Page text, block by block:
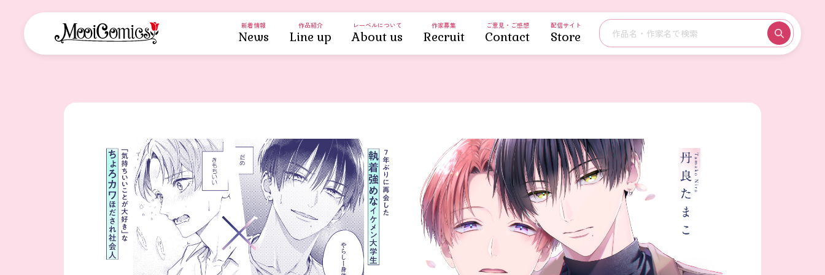
新着情報
News
作品紹介
Line up
レーベルについて
About us
作家募集
Recruit
ご意見・ご感想
Contact
配信サイト
Store